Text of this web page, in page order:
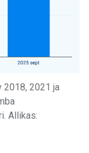
2018, 2021 ja
Allikas: